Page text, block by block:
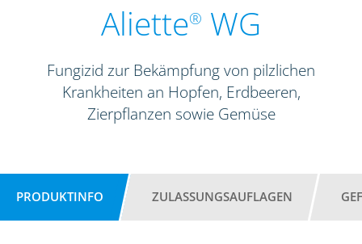
Aliette® WG
Fungizid zur Bekämpfung von pilzlichen
Krankheiten an Hopfen, Erdbeeren,
Zierpflanzen sowie Gemüse
PRODUKTINFO ZULASSUNGSAUFLAGEN